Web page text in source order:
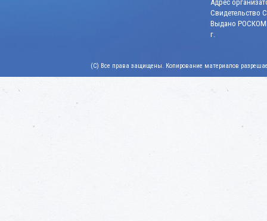
Адрес
Свидетельство
Выдано
г.
(C) Все права защищены. Копирование материалов